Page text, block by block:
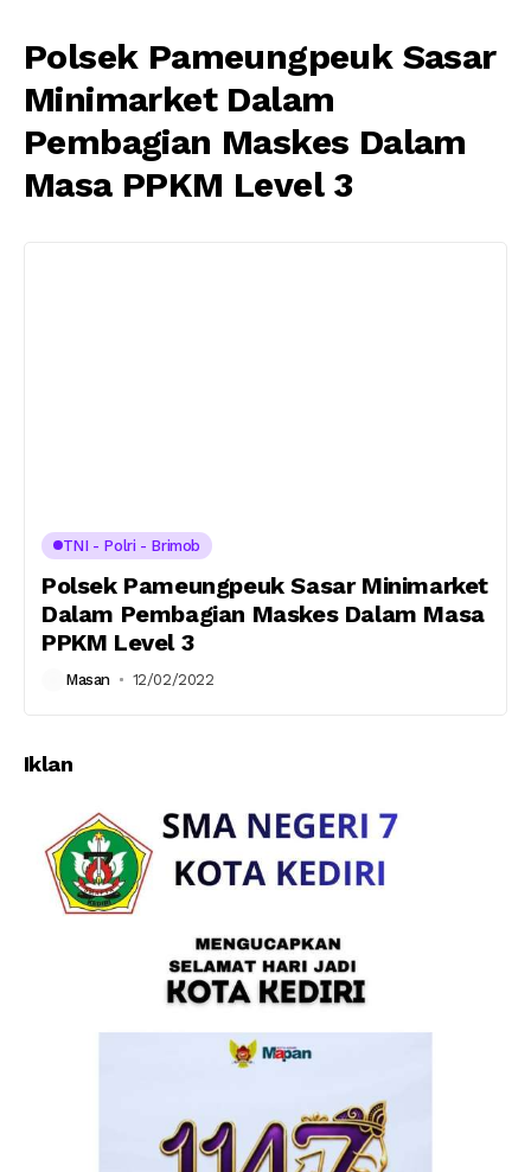
Polsek Pameungpeuk Sasar
Minimarket Dalam
Pembagian Maskes Dalam
Masa PPKM Level 3
TNI - Polri - Brimob
Polsek Pameungpeuk Sasar Minimarket
Dalam Pembagian Maskes Dalam Masa
PPKM Level 3
Masan 12/02/2022
Iklan